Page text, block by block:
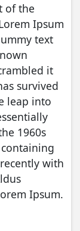
of the
Ipsum
text
it
survived
leap into
1960s
with
Ipsum.